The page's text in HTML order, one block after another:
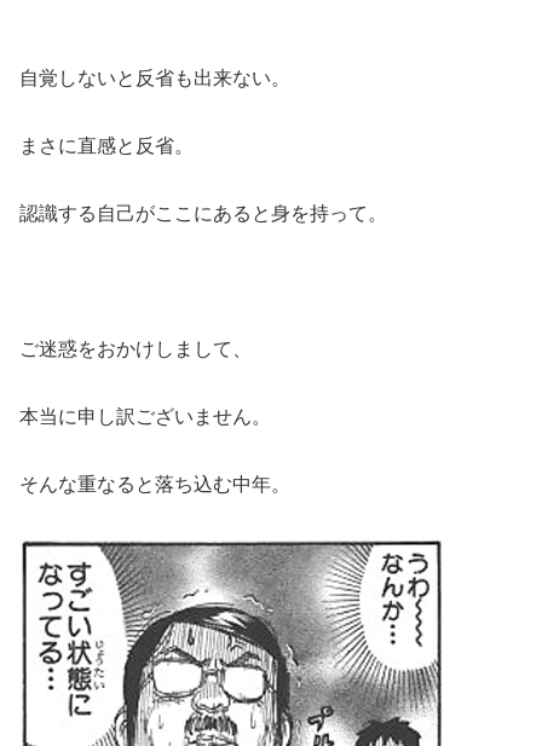
自覚しないと反省も出来ない。
まさに直感と反省。
認識する自己がここにあると身を持って。
ご迷惑をおかけしまして、
本当に申し訳ございません。
そんな重なると落ち込む中年。